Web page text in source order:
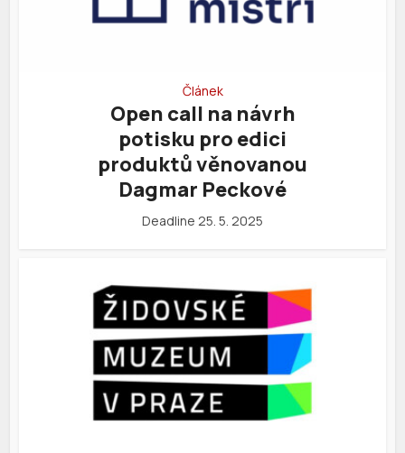
Článek
Open call na návrh
potisku pro edici
produktů věnovanou
Dagmar Peckové
Deadline 25. 5. 2025